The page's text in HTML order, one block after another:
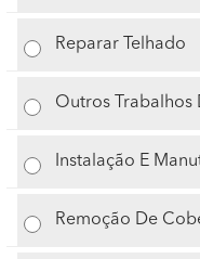
Reparar Telhado
Outros Trabalhos
Instalação E
Remoção De